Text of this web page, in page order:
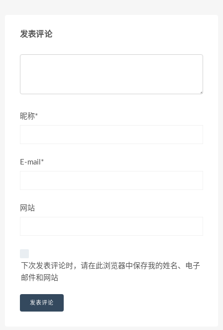
发表评论
昵称*
E-mail*
网站
下次发表评论时，请在此浏览器中保存我的姓名、电子
邮件和网站